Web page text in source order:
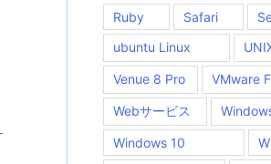
Ruby
Safari
ubuntu Linux
Venue 8 Pro VMware
Webサービス
Windows 10